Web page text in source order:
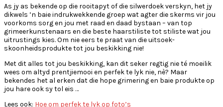
As jy as bekende op die rooitapyt of die silwerdoek verskyn, het jy
dikwels ’n baie indrukwekkende groep wat agter die skerms vir jou
voorkoms sorg en jou met raad en daad bystaan – van top
grimeerkunstenaars en die beste haarstiliste tot stiliste wat jou
uitrustings kies. Om nie eers te praat van die uitsoek-
skoonheidsprodukte tot jou beskikking nie!
Met dit alles tot jou beskikking, kan dit seker regtig nie té moeilik
wees om altyd prentjiemooi en perfek te lyk nie, nè? Maar
bekendes het al erken dat die hope grimering en baie produkte op
jou hare ook sy tol eis …
Lees ook: Hoe om perfek te lyk op foto’s